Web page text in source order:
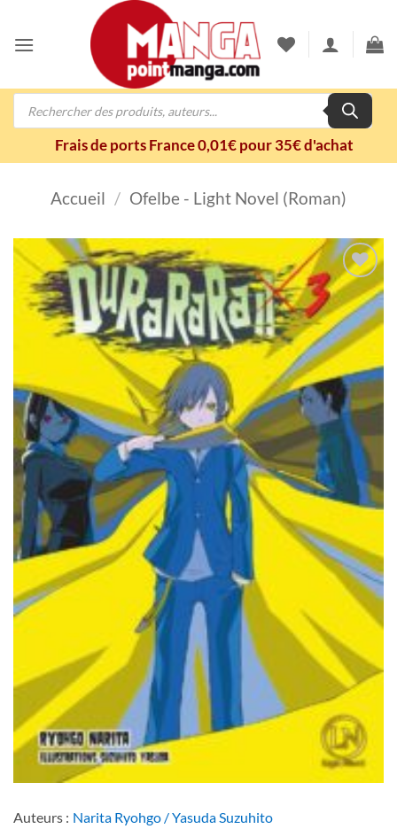
contenu
Recherche
Frais de ports France 0,01€ pour 35€ d'achat
Accueil / Ofelbe - Light Novel (Roman)
Ajouter
à la
wishlist
Auteurs : Narita Ryohgo / Yasuda Suzuhito